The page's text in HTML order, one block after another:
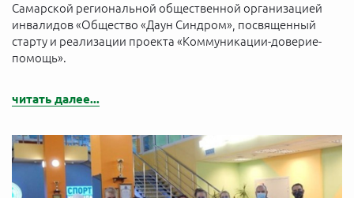
Самарской региональной общественной организацией
инвалидов «Общество «Даун Синдром», посвященный
старту и реализации проекта «Коммуникации-доверие-
помощь».
читать далее...